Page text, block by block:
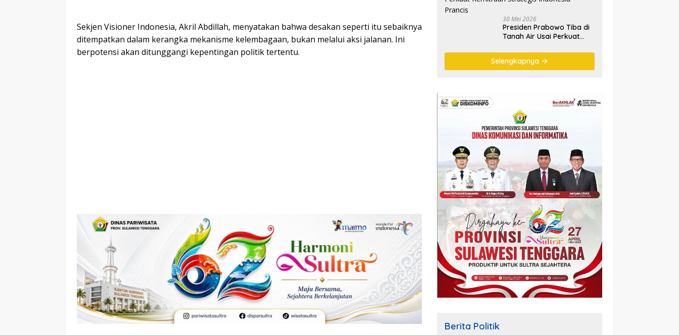
Sekjen Visioner Indonesia, Akril Abdillah, menyatakan bahwa desakan seperti itu sebaiknya
ditempatkan dalam kerangka mekanisme kelembagaan, bukan melalui aksi jalanan. Ini
berpotensi akan ditunggangi kepentingan politik tertentu.
30 Mei 2026
Presiden Prabowo Tiba di
Tanah Air Usai Perkuat
Indonesia–Prancis
Selengkapnya
Berita Politik